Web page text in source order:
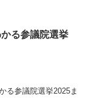
る参議院選挙
る参議院選挙2025ま